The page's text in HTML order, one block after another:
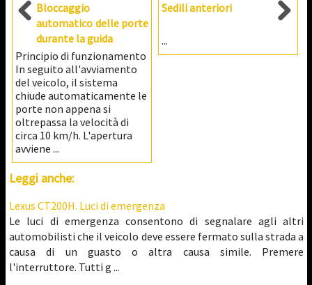
Bloccaggio
automatico delle porte
durante la guida
Principio di funzionamento
In seguito all'avviamento
del veicolo, il sistema
chiude automaticamente le
porte non appena si
oltrepassa la velocità di
circa 10 km/h. L'apertura
avviene ...
Sedili anteriori
...
Leggi anche:
Lexus CT200H. Luci di emergenza
Le luci di emergenza consentono di segnalare agli altri
automobilisti che il veicolo deve essere fermato sulla strada a
causa di un guasto o altra causa simile. Premere
l'interruttore. Tutti g ...